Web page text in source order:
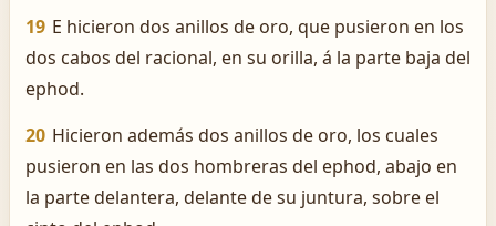
19 E hicieron dos anillos de oro, que pusieron en los
dos cabos del racional, en su orilla, á la parte baja del
ephod.
20 Hicieron además dos anillos de oro, los cuales
pusieron en las dos hombreras del ephod, abajo en
la parte delantera, delante de su juntura, sobre el